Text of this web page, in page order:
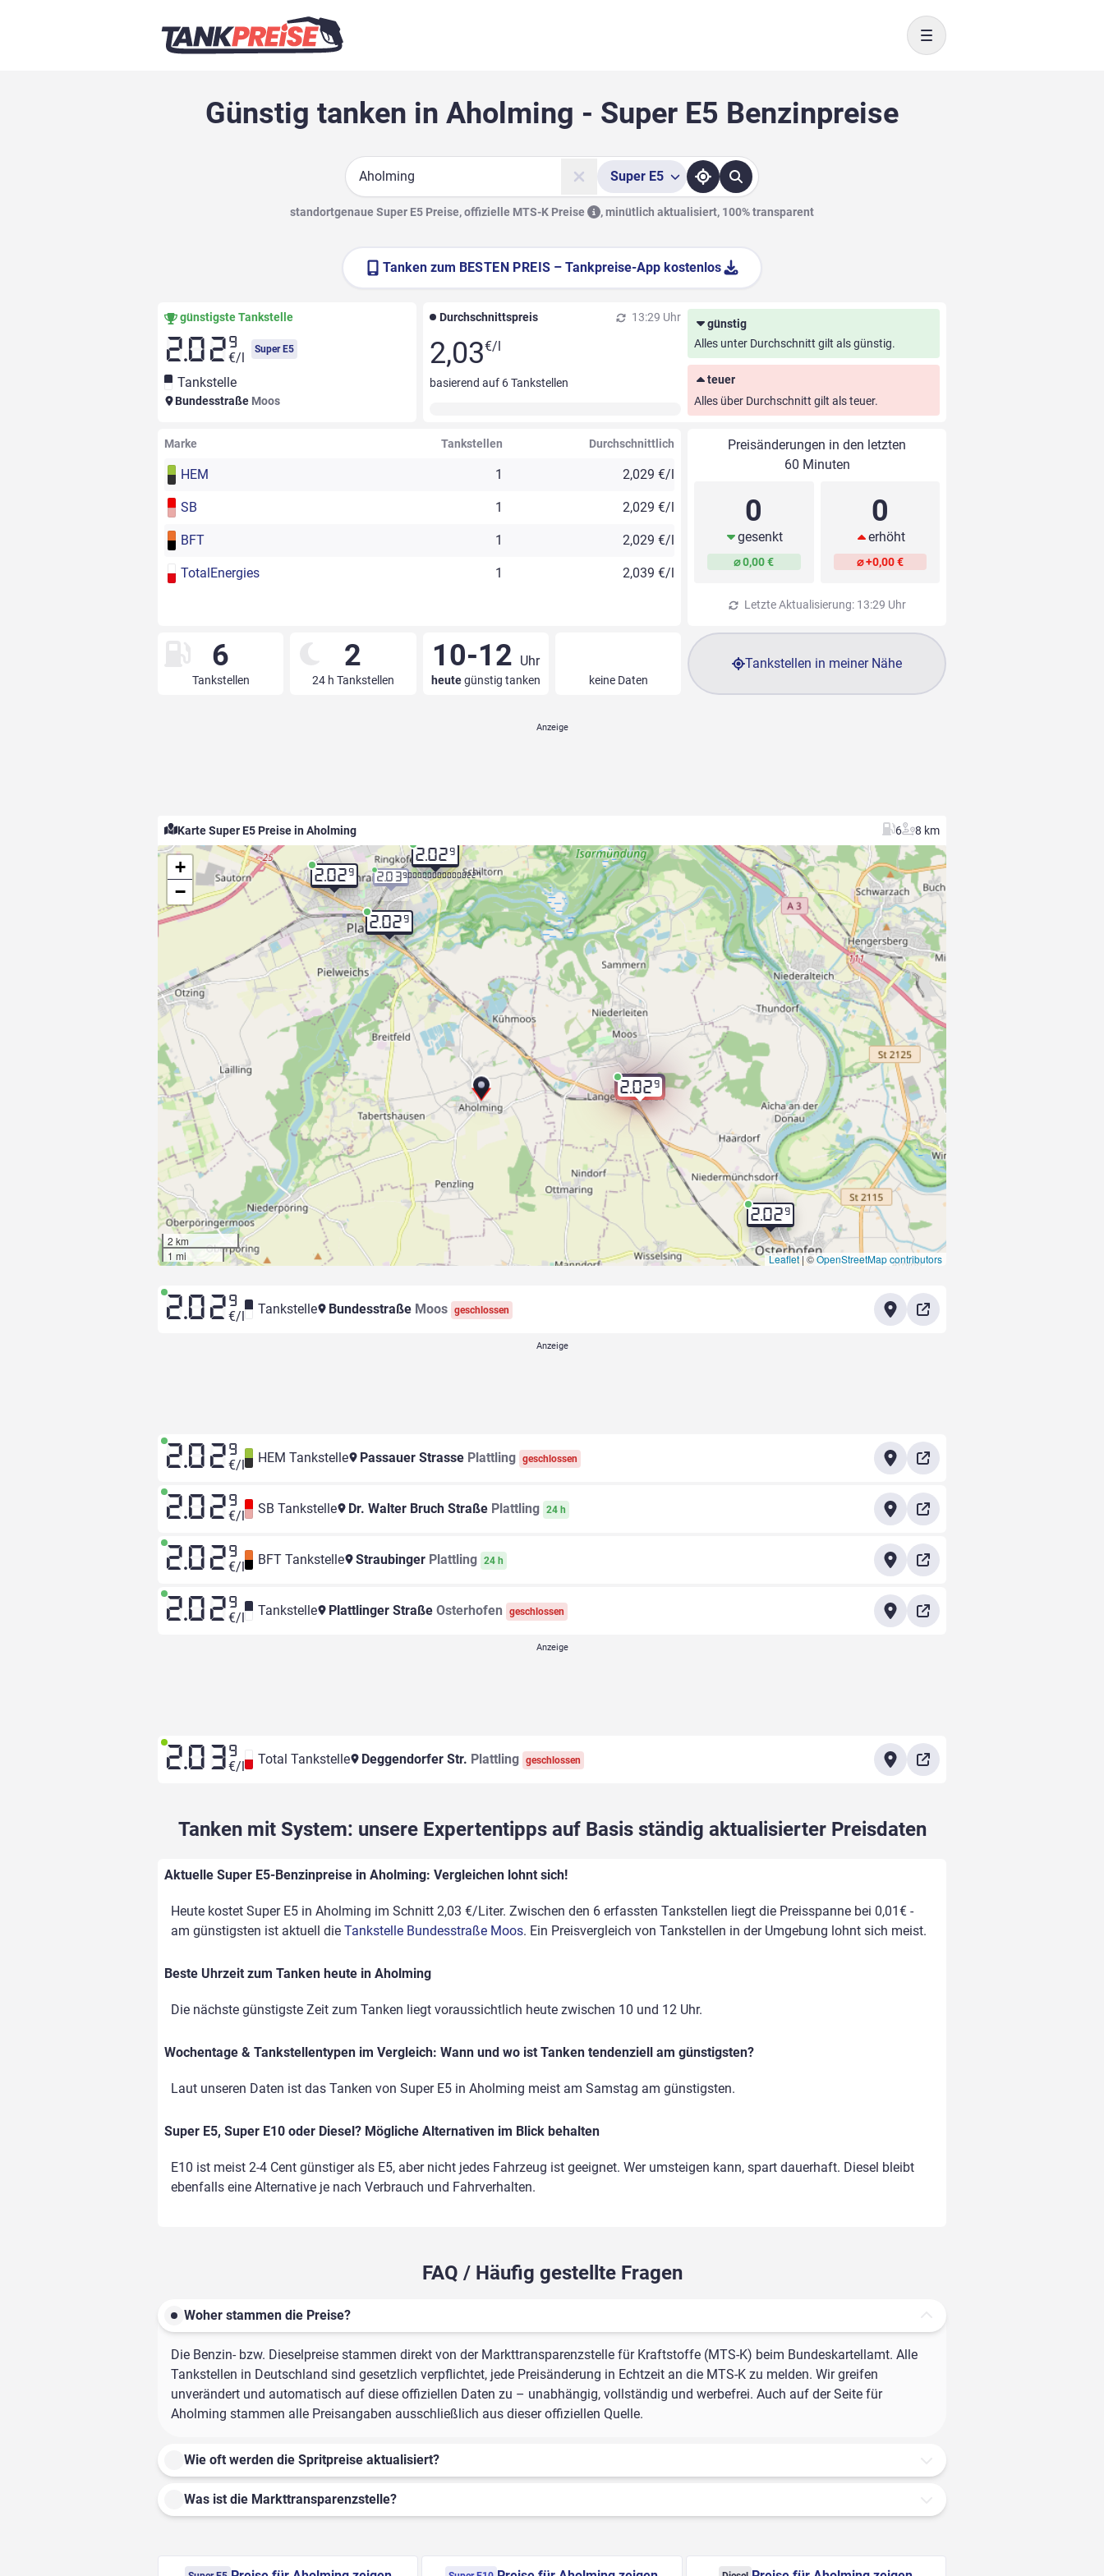
Toggle navigation
Günstig tanken in Aholming - Super E5 Benzinpreise
Suche
Super E5
standortgenaue Super E5 Preise, offizielle MTS-K Preise ,minütlich aktualisiert, 100% transparent
Tanken zum BESTEN PREIS – Tankpreise-App kostenlos
günstigste Tankstelle
2.02 9
€/l
Super E5
Tankstelle
Bundesstraße Moos
Durchschnittspreis 13:29 Uhr
2,03€/l
basierend auf 6Tankstellen
günstig
Alles unter Durchschnitt gilt als günstig.
teuer
Alles über Durchschnitt gilt als teuer.
Marke Tankstellen Durchschnittlich
HEM 1 2,029 €/l
SB 1 2,029 €/l
BFT 1 2,029 €/l
TotalEnergies 1 2,039 €/l
Preisänderungen in den letzten
60 Minuten
0
gesenkt
⌀ 0,00 €
0
erhöht
⌀ +0,00 €
Letzte Aktualisierung: 13:29 Uhr
6
Tankstellen
2
24 h Tankstellen
10-12 Uhr
heutegünstig tanken keine Daten
Tankstellen in meiner Nähe
Karte Super E5 Preise in Aholming 6 8 km
2.029
2.029
2.029
2.029
2.029
2.039.000000000000227
+
−
2 km
1 mi
Leaflet | ©OpenStreetMap contributors
2.02 9
€/l Tankstelle Bundesstraße Moos geschlossen
2.02 9
€/l HEM Tankstelle Passauer Strasse Plattling geschlossen
2.02 9
€/l SB Tankstelle Dr. Walter Bruch Straße Plattling 24 h
2.02 9
€/l BFT Tankstelle Straubinger Plattling 24 h
2.02 9
€/l Tankstelle Plattlinger Straße Osterhofen geschlossen
2.03 9
€/l Total Tankstelle Deggendorfer Str. Plattling geschlossen
Tanken mit System: unsere Expertentipps auf Basis ständig aktualisierter Preisdaten
Aktuelle Super E5-Benzinpreise in Aholming: Vergleichen lohnt sich!
Heute kostet Super E5 in Aholming im Schnitt 2,03 €/Liter. Zwischen den 6 erfassten Tankstellen liegt die Preisspanne bei 0,01€ -
am günstigsten ist aktuell die Tankstelle Bundesstraße Moos. Ein Preisvergleich von Tankstellen in der Umgebung lohnt sich meist.
Beste Uhrzeit zum Tanken heute in Aholming
Die nächste günstigste Zeit zum Tanken liegt voraussichtlich heute zwischen 10 und 12 Uhr.
Wochentage & Tankstellentypen im Vergleich: Wann und wo ist Tanken tendenziell am günstigsten?
Laut unseren Daten ist das Tanken von Super E5 in Aholming meist am Samstag am günstigsten.
Super E5, Super E10 oder Diesel? Mögliche Alternativen im Blick behalten
E10 ist meist 2-4 Cent günstiger als E5, aber nicht jedes Fahrzeug ist geeignet. Wer umsteigen kann, spart dauerhaft. Diesel bleibt
ebenfalls eine Alternative je nach Verbrauch und Fahrverhalten.
FAQ / Häufig gestellte Fragen
Woher stammen die Preise?
Die Benzin- bzw. Dieselpreise stammen direkt von der Markttransparenzstelle für Kraftstoffe (MTS-K) beim Bundeskartellamt. Alle
Tankstellen in Deutschland sind gesetzlich verpflichtet, jede Preisänderung in Echtzeit an die MTS-K zu melden. Wir greifen
unverändert und automatisch auf diese offiziellen Daten zu – unabhängig, vollständig und werbefrei. Auch auf der Seite für
Aholming stammen alle Preisangaben ausschließlich aus dieser offiziellen Quelle.
Wie oft werden die Spritpreise aktualisiert?
Was ist die Markttransparenzstelle?